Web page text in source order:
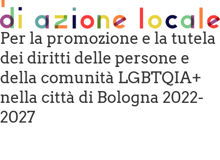
Per la promozione e la tutela
dei diritti delle persone e
della comunità LGBTQIA+
nella città di Bologna 2022-
2027